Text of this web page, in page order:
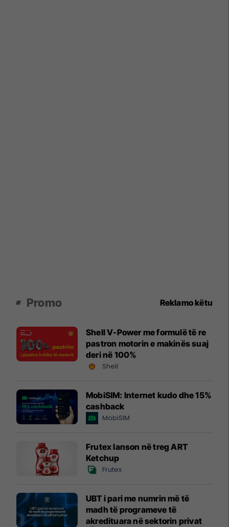
Promo Reklamo këtu
Shell V-Power me formulë të re
pastron motorin e makinës suaj
deri në 100%
Shell
MobiSIM: Internet kudo dhe 15%
cashback
MobiSIM
Frutex lanson në treg ART
Ketchup
Frutex
UBT i pari me numrin më të
madh të programeve të
akredituara në sektorin privat